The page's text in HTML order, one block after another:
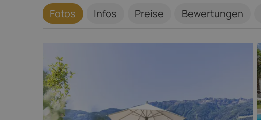
Fotos Infos Preise Bewertungen